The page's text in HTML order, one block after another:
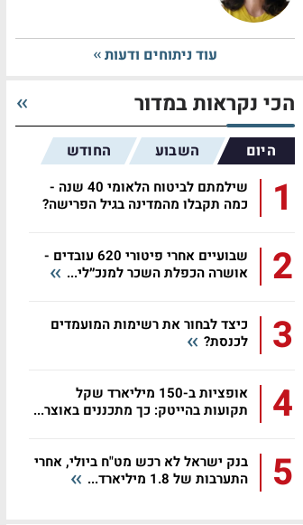
עוד ניתוחים ודעות
הכי נקראות במדור
היום השבוע החודש
1
שילמתם לביטוח הלאומי 40 שנה -
כמה תקבלו מהמדינה בגיל הפרישה?
2
שבועיים אחרי פיטורי 620 עובדים -
אושרה הכפלת השכר למנכ״לי...
3
כיצד לבחור את רשימות המועמדים
לכנסת?
4
אופציות ב-150 מיליארד שקל
תקועות בהייטק: כך מתכננים באוצר...
5
בנק ישראל לא רכש מט"ח ביולי, אחרי
התערבות של 1.8 מיליארד...